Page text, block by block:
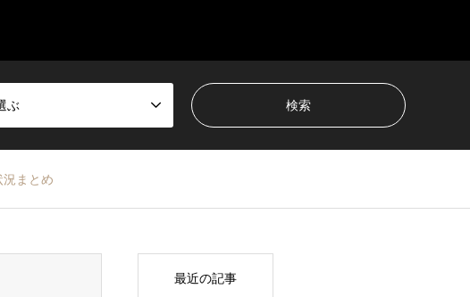
ぶ
まとめ
最近の記事